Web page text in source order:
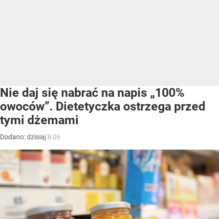
Nie daj się nabrać na napis „100%
owoców”. Dietetyczka ostrzega przed
tymi dżemami
Dodano:dzisiaj 8:06